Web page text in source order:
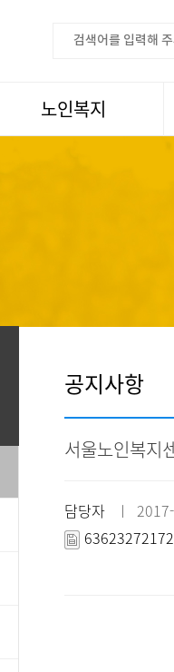
노인복지
스마트복지사업
공지사항
서울노인복지
담당자 ㅣ